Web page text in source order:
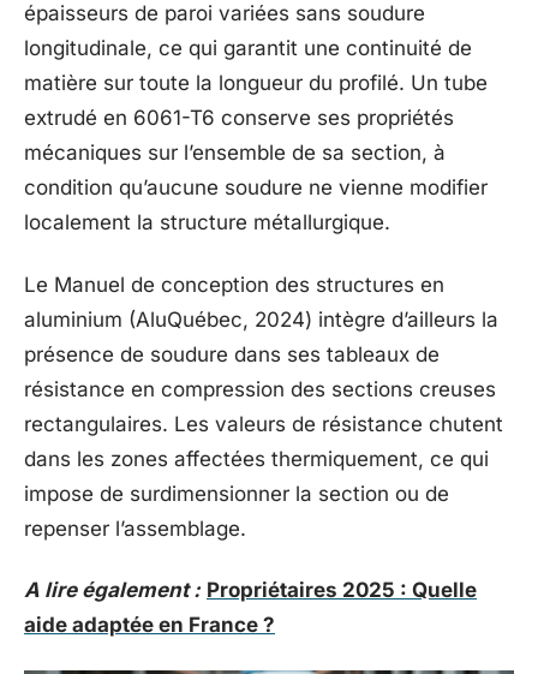
épaisseurs de paroi variées sans soudure
longitudinale, ce qui garantit une continuité de
matière sur toute la longueur du profilé. Un tube
extrudé en 6061-T6 conserve ses propriétés
mécaniques sur l’ensemble de sa section, à
condition qu’aucune soudure ne vienne modifier
localement la structure métallurgique.
Le Manuel de conception des structures en
aluminium (AluQuébec, 2024) intègre d’ailleurs la
présence de soudure dans ses tableaux de
résistance en compression des sections creuses
rectangulaires. Les valeurs de résistance chutent
dans les zones affectées thermiquement, ce qui
impose de surdimensionner la section ou de
repenser l’assemblage.
A lire également : Propriétaires 2025 : Quelle
aide adaptée en France ?